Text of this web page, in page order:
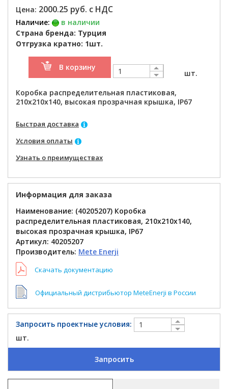
Цена: 2000.25 руб. с НДС
Наличие:
в наличии
Страна бренда: Турция
Отгрузка кратно: 1шт.
В корзину
шт.
Коробка распределительная пластиковая,
210x210x140, высокая прозрачная крышка, IP67
Быстрая доставка
Условия оплаты
Узнать о преимуществах
Информация для заказа
Наименование: (40205207) Коробка
распределительная пластиковая, 210x210x140,
высокая прозрачная крышка, IP67
Артикул: 40205207
Производитель: Mete Enerji
Скачать документацию
Официальный дистрибьютор MeteEnerji в России
Запросить проектные условия:
шт.
Запросить